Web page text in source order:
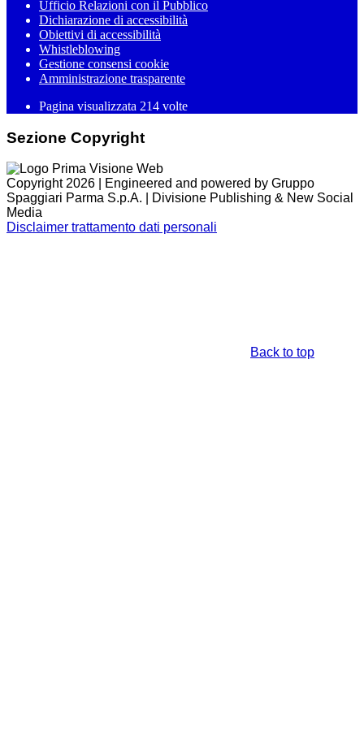
Ufficio Relazioni con il Pubblico
Dichiarazione di accessibilità
Obiettivi di accessibilità
Whistleblowing
Gestione consensi cookie
Amministrazione trasparente
Pagina visualizzata 214 volte
Sezione Copyright
Copyright 2026 | Engineered and powered by Gruppo
Spaggiari Parma S.p.A. | Divisione Publishing & New Social
Media
Disclaimer trattamento dati personali
Back to top